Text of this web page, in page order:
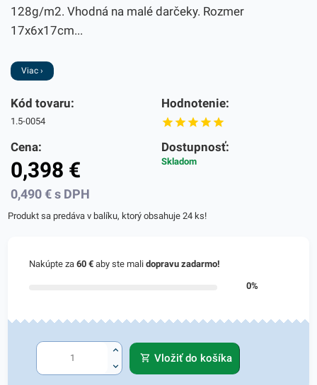
128g/m2. Vhodná na malé darčeky. Rozmer
17x6x17cm...
Viac ›
Kód tovaru:
1.5-0054
Hodnotenie:
Cena:
0,398 €
0,490€ s DPH
Dostupnosť:
Skladom
Produkt sa predáva v balíku, ktorý obsahuje 24 ks!
Nakúpte za60 € aby ste malidopravu zadarmo!
0%
Vložiť do košíka